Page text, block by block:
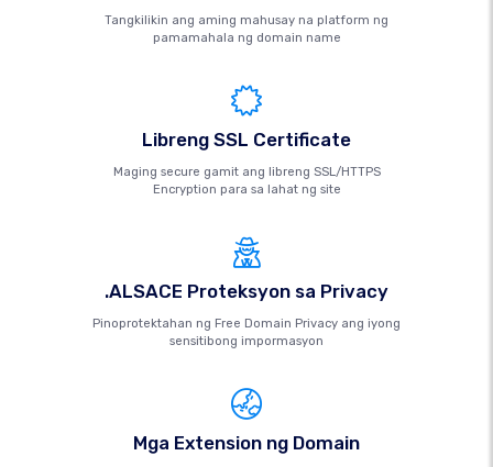
Tangkilikin ang aming mahusay na platform ng
pamamahala ng domain name
Libreng SSL Certificate
Maging secure gamit ang libreng SSL/HTTPS
Encryption para sa lahat ng site
.ALSACE Proteksyon sa Privacy
Pinoprotektahan ng Free Domain Privacy ang iyong
sensitibong impormasyon
Mga Extension ng Domain